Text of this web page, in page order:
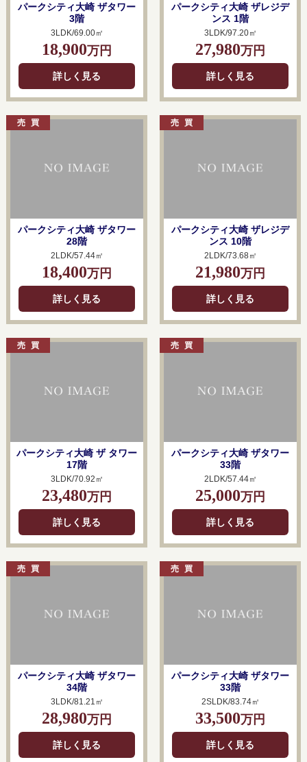
パークシティ大崎 ザタワー
3階
3LDK/69.00㎡
18,900万円
詳しく見る
パークシティ大崎 ザレジデ
ンス 1階
3LDK/97.20㎡
27,980万円
詳しく見る
パークシティ大崎 ザタワー
28階
2LDK/57.44㎡
18,400万円
詳しく見る
パークシティ大崎 ザレジデ
ンス 10階
2LDK/73.68㎡
21,980万円
詳しく見る
パークシティ大崎 ザ タワー
17階
3LDK/70.92㎡
23,480万円
詳しく見る
パークシティ大崎 ザタワー
33階
2LDK/57.44㎡
25,000万円
詳しく見る
パークシティ大崎 ザタワー
34階
3LDK/81.21㎡
28,980万円
詳しく見る
パークシティ大崎 ザタワー
33階
2SLDK/83.74㎡
33,500万円
詳しく見る